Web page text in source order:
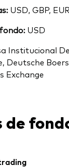
USD, GBP,
USD
Institucional
Deutsche
Exchange
de